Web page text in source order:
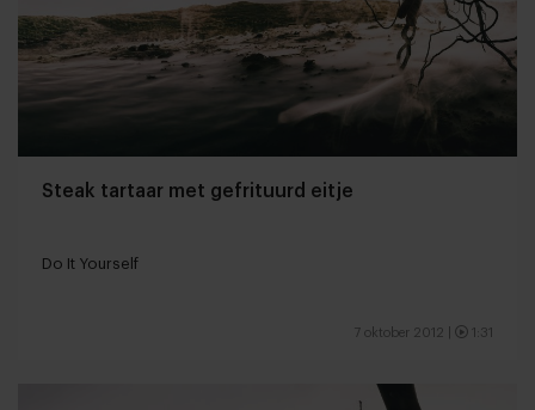
Steak tartaar met gefrituurd eitje
Do It Yourself
7 oktober 2012 1:31